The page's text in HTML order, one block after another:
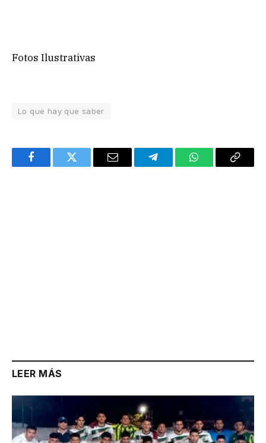
Fotos Ilustrativas
Lo que hay que saber
FacebookTwitter Email TelegramWhatsAppCopy
LEER MÁS